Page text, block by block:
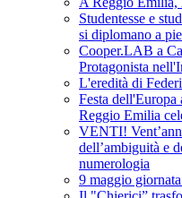
Studentesse e
si diplomano a
Cooper.LAB a
Protagonista
L'eredità di
Festa
Reggio Emilia
VENTI!
dell’ambiguità e
numerologia
9 maggio